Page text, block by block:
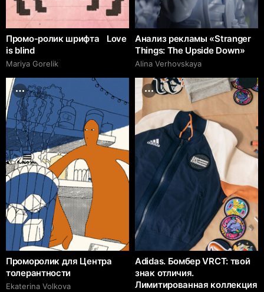
Промо-ролик шрифта Love
is blind
Mariya Gorelik
Анализ рекламы «Stranger
Things: The Upside Down»
Alina Verhovskaya
Проморолик для Центра
толерантности
Ekaterina Volkova
Adidas. Бомбер VRCT: твой
знак отличия.
Лимитированная коллекция